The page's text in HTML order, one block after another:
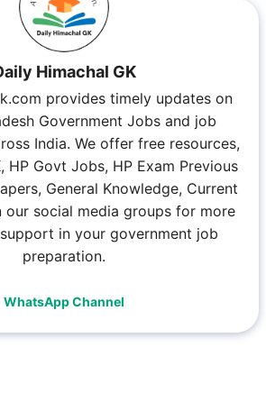
Himachal GK
provides timely updates on
Government Jobs and job
India. We offer free resources,
HP Govt Jobs, HP Exam Previous
General Knowledge, Current
our social media groups for more
in your government job
preparation.
WhatsApp Channel